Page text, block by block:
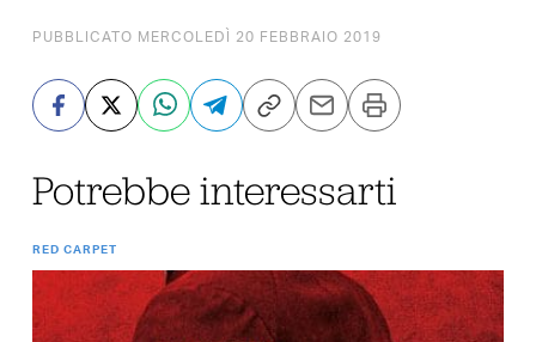
PUBBLICATO MERCOLEDÌ 20 FEBBRAIO 2019
Potrebbe interessarti
RED CARPET